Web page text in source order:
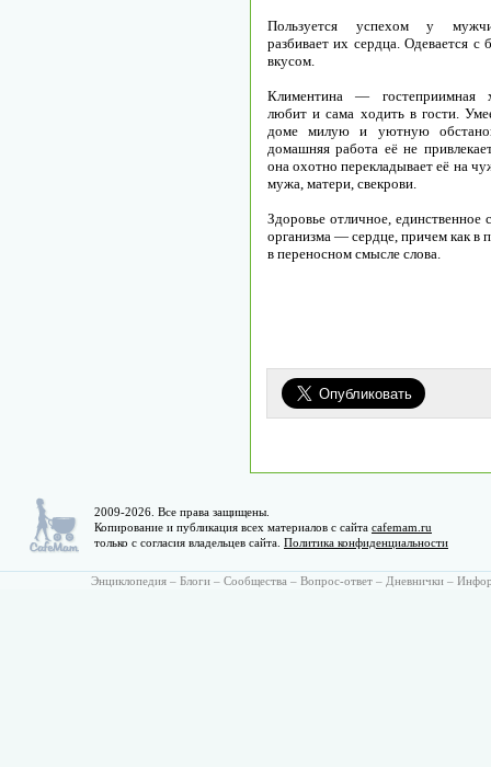
Пользуется успехом у
разбивает их сердца. Одевается с
вкусом.
Климентина — гостеприимная
любит и сама ходить в гости.
доме милую и уютную
домашняя работа её не
она охотно перекладывает её на
мужа, матери, свекрови.
Здоровье отличное, единственное
организма — сердце, причем как в
в переносном смысле слова.
2009-2026. Все права защищены.
Копирование и публикация всех материалов с сайта cafemam.ru
только с согласия владельцев сайта. Политика конфиденциальности
Энциклопедия – Блоги – Сообщества – Вопрос-ответ – Дневнички –